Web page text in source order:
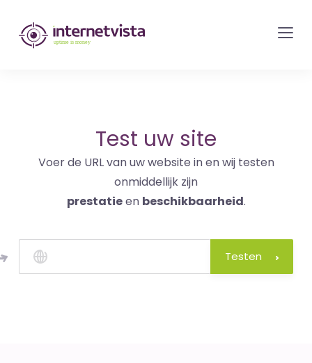
internetvista
monitoring
en
internetdiensten
Uptime
is
money
Test uw site
Voer de URL van uw website in en wij testen
onmiddellijk zijn
prestatieen beschikbaarheid.
Testen